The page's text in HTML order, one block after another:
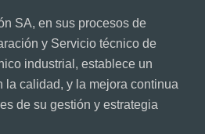
SA, en sus procesos de
y Servicio técnico de
industrial, establece un
la calidad, y la mejora continua
de su gestión y estrategia